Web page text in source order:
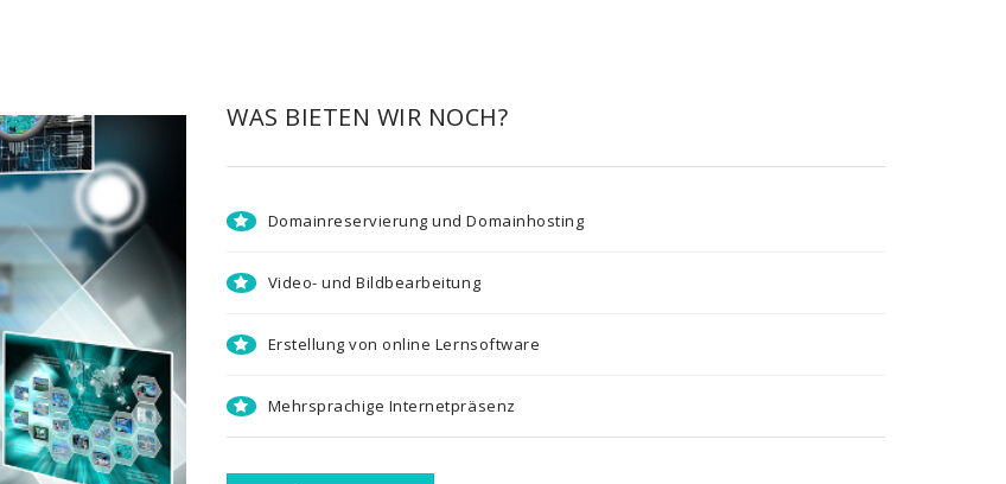
WAS BIETEN WIR NOCH?
Domainreservierung und Domainhosting
Video- und Bildbearbeitung
Erstellung von online Lernsoftware
Mehrsprachige Internetpräsenz